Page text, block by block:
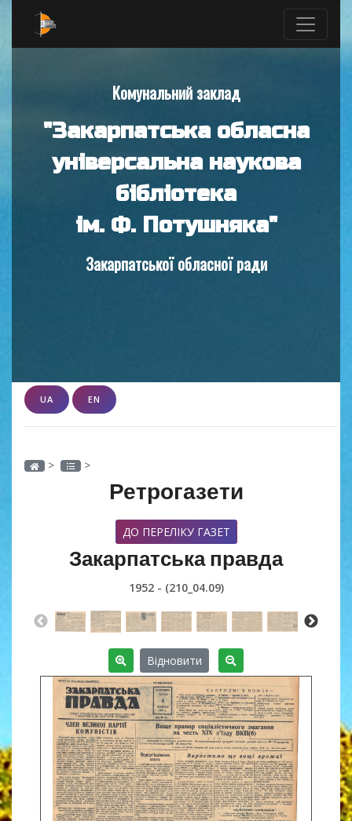
Комунальний заклад
"Закарпатська обласна
універсальна наукова
бібліотека
ім. Ф. Потушняка"
Закарпатської обласної ради
UA EN
> >
Ретрогазети
ДО ПЕРЕЛІКУ ГАЗЕТ
Закарпатська правда
1952 - (210_04.09)
Відновити